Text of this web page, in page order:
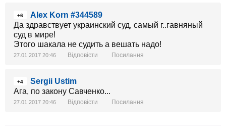
+6
Alex Korn #344589
Да здравствует украинский суд, самый г..гавняный
суд в мире!
Этого шакала не судить а вешать надо!
27.01.2017 20:46 Відповісти Посилання
+4
Sergii Ustim
Ага, по закону Савченко...
27.01.2017 20:46 Відповісти Посилання